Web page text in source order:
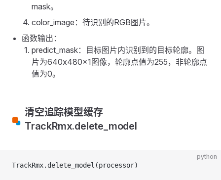
mask。
color_image：待识别的RGB图片。
函数输出：
predict_mask：目标图片内识别到的目标轮廓。图
片为640x480x1图像，轮廓点值为255，非轮廓点
值为0。
清空追踪模型缓存
TrackRmx.delete_model
python
TrackRmx.delete_model(processor)